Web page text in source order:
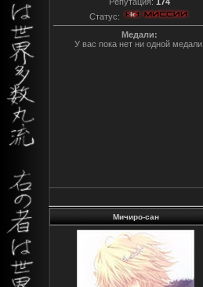
Статус:
Медали:
У вас пока нет ни одной медали.
Мичиро-сан